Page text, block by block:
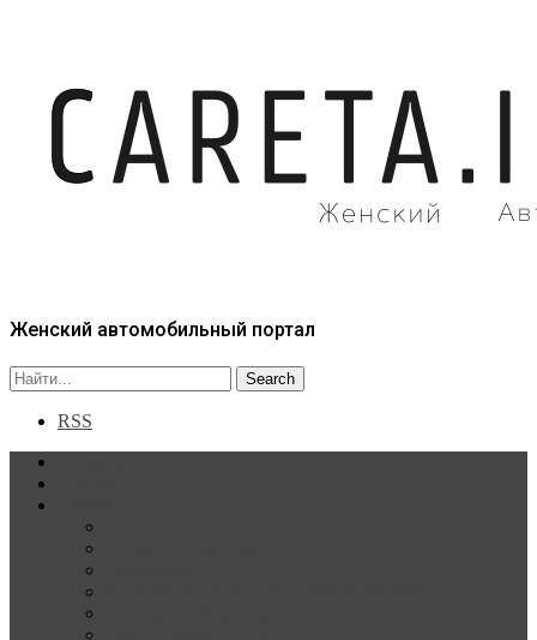
Женский автомобильный портал
RSS